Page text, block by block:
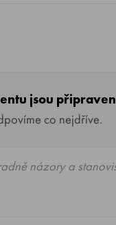
jsou
co nejdříve.
názory a